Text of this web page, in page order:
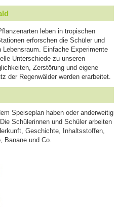
leben in tropischen
erforschen die Schüler und
Einfache Experimente
Unterschiede zu unseren
Zerstörung und eigene
der Regenwälder werden erarbeitet.
Speiseplan haben oder anderweitig
Schülerinnen und Schüler arbeiten
Geschichte, Inhaltsstoffen,
Banane und Co.